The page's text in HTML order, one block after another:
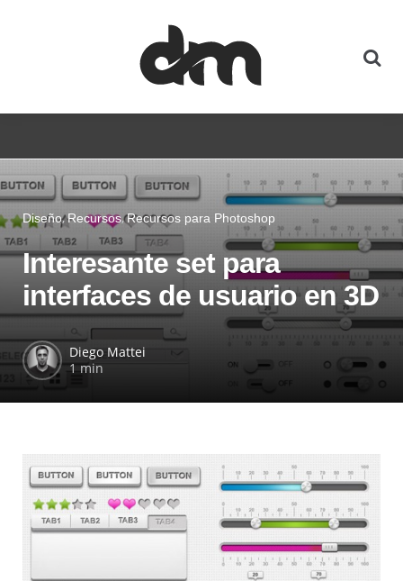
Diseño Recursos Recursos para Photoshop
Interesante set para
interfaces de usuario en 3D
Diego Mattei
1 min